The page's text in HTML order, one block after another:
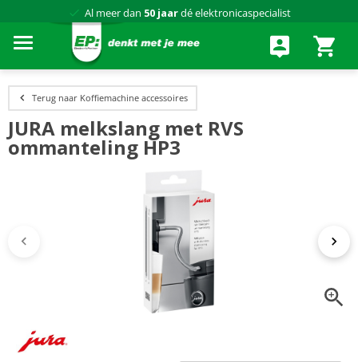
Al meer dan 50 jaardé elektronicaspecialist
Terug naar Koffiemachine accessoires
JURA melkslang met RVS
ommanteling HP3